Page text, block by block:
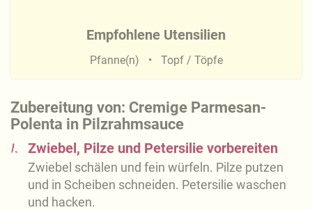
Zubereitung von: Cremige Parmesan-
Polenta in Pilzrahmsauce
1. Zwiebel, Pilze und Petersilie vorbereiten
Zwiebel schälen und fein würfeln. Pilze putzen
und in Scheiben schneiden. Petersilie waschen
und hacken.
Empfohlene Utensilien
Pfanne(n) Topf / Töpfe